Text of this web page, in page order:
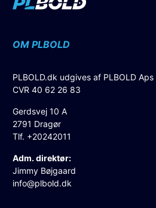
OM PLBOLD
PLBOLD.dk udgives af PLBOLD Aps
CVR 40 62 26 83
Gerdsvej 10 A
2791 Dragør
Tlf. +20242011
Adm. direktør:
Jimmy Bøjgaard
info@plbold.dk